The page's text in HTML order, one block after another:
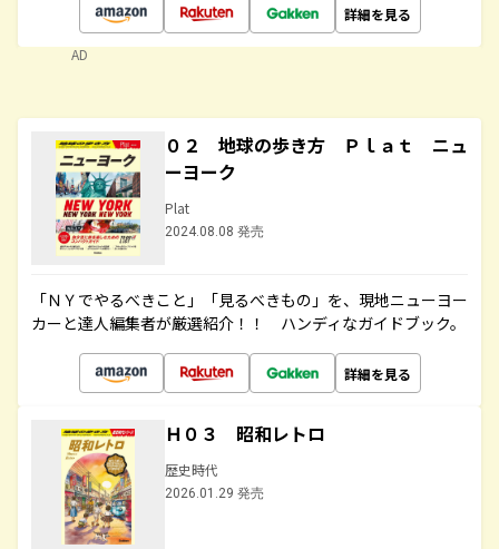
詳細を見る
AD
０２ 地球の歩き方 Ｐｌａｔ ニュ
ーヨーク
Plat
2024.08.08 発売
「ＮＹでやるべきこと」「見るべきもの」を、現地ニューヨー
カーと達人編集者が厳選紹介！！ ハンディなガイドブック。
詳細を見る
Ｈ０３ 昭和レトロ
歴史時代
2026.01.29 発売